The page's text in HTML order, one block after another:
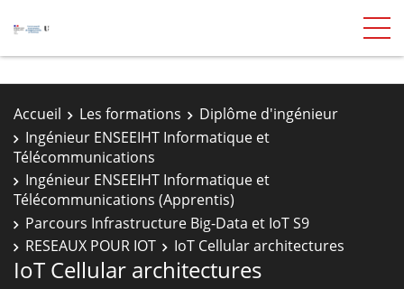
Accueil Les formations
Diplôme d'ingénieur
Ingénieur ENSEEIHT Informatique et
Télécommunications
Ingénieur ENSEEIHT Informatique et
Télécommunications (Apprentis)
Parcours Infrastructure Big-Data et IoT S9
RESEAUX POUR IOT
IoT Cellular architectures
IoT Cellular architectures